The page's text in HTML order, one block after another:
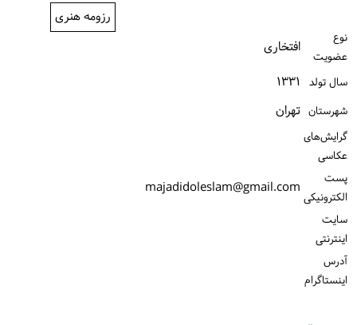
رزومه هنری
نوع
عضویت
افتخاری
سال تولد ۱۳۳۱
شهرستان تهران
گرایش‌های
عکاسی
پست
الكترونیكی majadidoleslam@gmail.com
سایت
اینترنتی
آدرس
اینستاگرام